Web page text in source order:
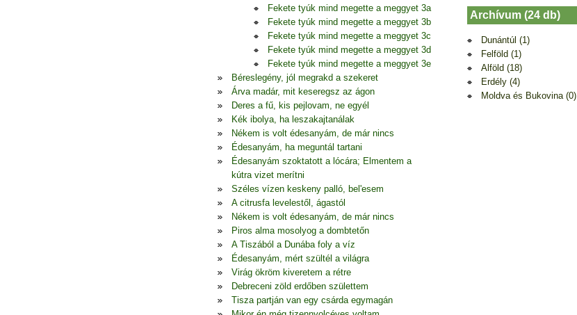
Fekete tyúk mind megette a meggyet 3a
Fekete tyúk mind megette a meggyet 3b
Fekete tyúk mind megette a meggyet 3c
Fekete tyúk mind megette a meggyet 3d
Fekete tyúk mind megette a meggyet 3e
Béreslegény, jól megrakd a szekeret
Árva madár, mit keseregsz az ágon
Deres a fű, kis pejlovam, ne egyél
Kék ibolya, ha leszakajtanálak
Nékem is volt édesanyám, de már nincs
Édesanyám, ha meguntál tartani
Édesanyám szoktatott a lócára; Elmentem a
kútra vizet merítni
Széles vízen keskeny palló, bel'esem
A citrusfa levelestől, ágastól
Nékem is volt édesanyám, de már nincs
Piros alma mosolyog a dombtetőn
A Tiszából a Dunába foly a víz
Édesanyám, mért szültél a világra
Virág ökröm kiveretem a rétre
Debreceni zöld erdőben születtem
Tisza partján van egy csárda egymagán
Archívum (24 db)
Dunántúl (1)
Felföld (1)
Alföld (18)
Erdély (4)
Moldva és Bukovina (0)